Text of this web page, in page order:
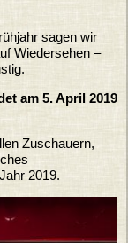
sagen wir
Wiedersehen –
am 5. April 2019
Zuschauern,
2019.